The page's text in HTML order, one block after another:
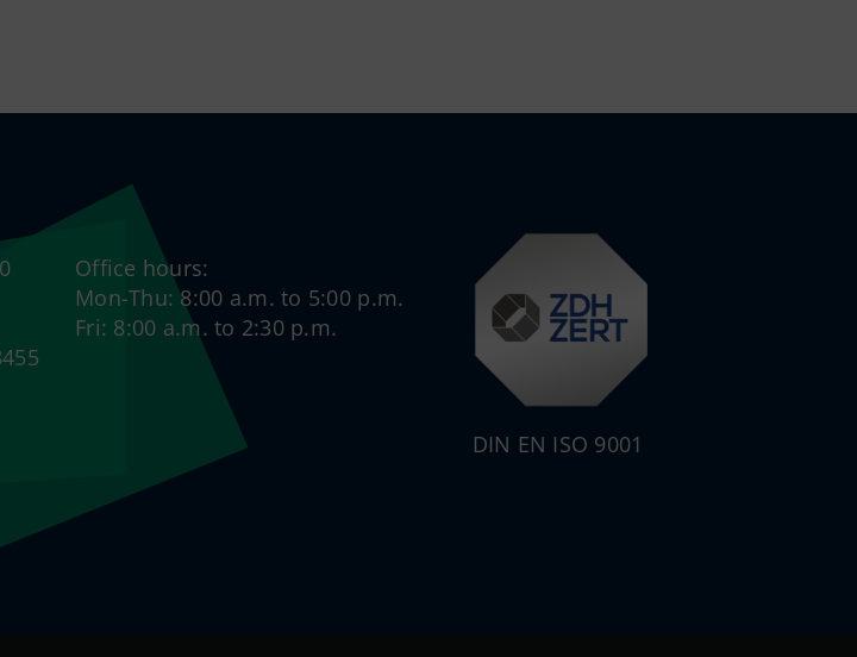
Office hours:
Mon-Thu: 8:00 a.m. to 5:00 p.m.
Fri: 8:00 a.m. to 2:30 p.m.
DIN EN ISO 9001